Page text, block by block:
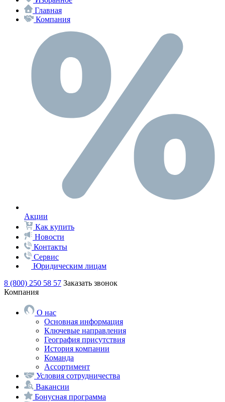
Главная
Компания
Акции
Как купить
Новости
Контакты
Сервис
Юридическим лицам
8 (800) 250 58 57 Заказать звонок
Компания
О нас
Основная информация
Ключевые направления
География присутствия
История компании
Команда
Ассортимент
Условия сотрудничества
Вакансии
Бонусная программа